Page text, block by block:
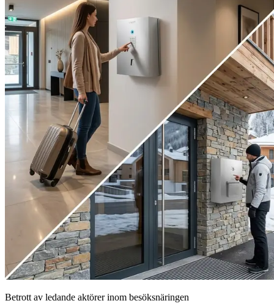
Betrott av ledande aktörer inom besöksnäringen